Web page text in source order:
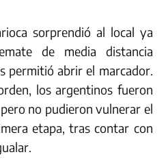
sorprendió al local ya
de media distancia
permitió abrir el marcador.
los argentinos fueron
no pudieron vulnerar el
etapa, tras contar con